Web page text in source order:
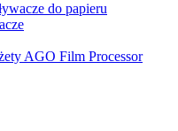
do papieru
AGO Film Processor